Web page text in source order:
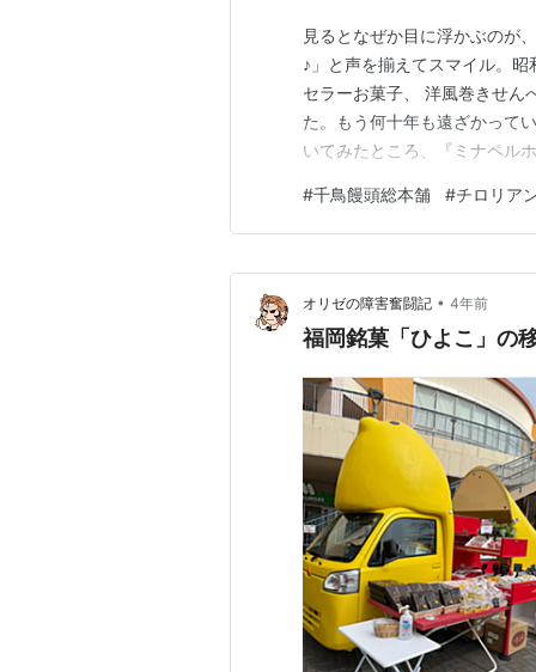
見るとなぜか目に浮かぶのが
♪」と声を揃えてスマイル。
セラーお菓子、 洋風巻きせん
た。もう何十年も遠ざかって
いてみたところ、『ミナペル
お菓子」などと言っている私
クッキーというカテゴリーで
#千鳥饅頭総本舗 #チロリア
オリゼの障害奮闘記 • 4年前
福岡銘菓「ひよこ」の